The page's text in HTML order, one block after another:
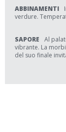
ABBINAMENTI
verdure.
SAPORE
Al
vibrante. La
del suo finale